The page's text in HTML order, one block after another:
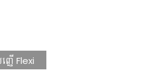
ើ Flexi